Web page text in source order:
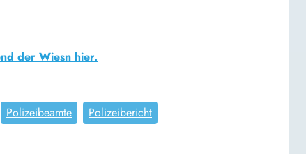
der Wiesn hier.
Polizeibeamte
Polizeibericht